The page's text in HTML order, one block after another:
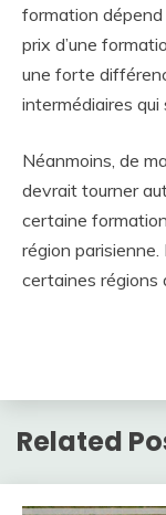
formation dépend
prix d’une
une forte
intermédiaires qui
Néanmoins, de
devrait tourner
certaine
région parisienne.
certaines régions
Related